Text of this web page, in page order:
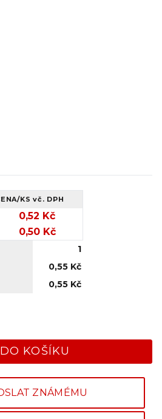
KSvč. DPH
0,52 Kč
0,50 Kč
1
0,55 Kč
0,55 Kč
DO KOŠÍKU
ZNÁMÉMU